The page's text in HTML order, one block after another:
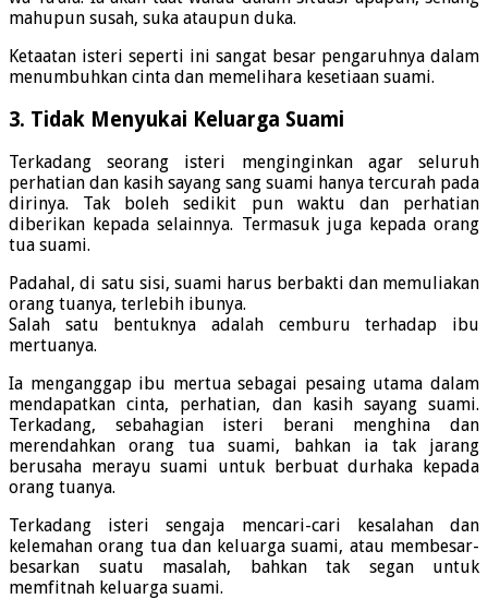
mahupun susah, suka ataupun duka.
Ketaatan isteri seperti ini sangat besar pengaruhnya dalam
menumbuhkan cinta dan memelihara kesetiaan suami.
3. Tidak Menyukai Keluarga Suami
Terkadang seorang isteri menginginkan agar seluruh
perhatian dan kasih sayang sang suami hanya tercurah pada
dirinya. Tak boleh sedikit pun waktu dan perhatian
diberikan kepada selainnya. Termasuk juga kepada orang
tua suami.
Padahal, di satu sisi, suami harus berbakti dan memuliakan
orang tuanya, terlebih ibunya.
Salah satu bentuknya adalah cemburu terhadap ibu
mertuanya.
Ia menganggap ibu mertua sebagai pesaing utama dalam
mendapatkan cinta, perhatian, dan kasih sayang suami.
Terkadang, sebahagian isteri berani menghina dan
merendahkan orang tua suami, bahkan ia tak jarang
berusaha merayu suami untuk berbuat durhaka kepada
orang tuanya.
Terkadang isteri sengaja mencari-cari kesalahan dan
kelemahan orang tua dan keluarga suami, atau membesar-
besarkan suatu masalah, bahkan tak segan untuk
memfitnah keluarga suami.